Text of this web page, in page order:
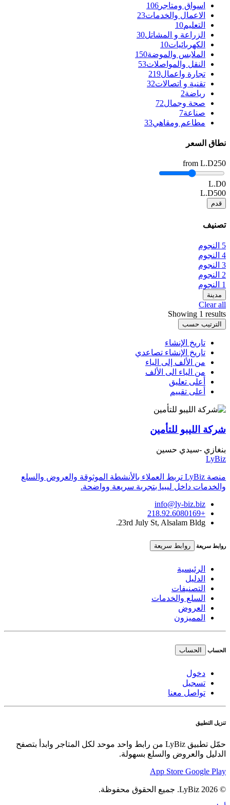
اسواق ومتاجر 106
الاعمال والخدمات23
التعليم10
الزراعة و المشاتل30
الكهربائيات10
الملابس والموضة150
النقل والمواصلات53
تجارة واعمال219
تقنية و اتصالات32
رياضة2
صحة وجمال72
صناعة7
مطاعم ومقاهي33
نطاق السعر
from L.D250
L.D0
L.D500
قدم
تصنيف
5 النجوم
4 النجوم
3 النجوم
2 النجوم
1 النجوم
مدينة
Clear all
Showing 1 results
الترتيب حسب
تاريخ الإنشاء
تاريخ الإنشاء تصاعدي
من الألف إلى الياء
من الياء الى الألف
أعلى تعليق
أعلى تقييم
شركة الليبو للتأمين
بنغازي -سيدي حسين
LyBiz
منصة LyBiz تربط العملاء بالأنشطة الموثوقة والعروض والسلع
والخدمات داخل ليبيا بتجربة سريعة وواضحة.
info@ly-biz.biz
+218.92.6080169
23rd July St, Alsalam Bldg.
روابط سريعة روابط سريعة
الرئيسية
الدليل
التصنيفات
السلع والخدمات
العروض
المميزون
الحساب الحساب
دخول
تسجيل
تواصل معنا
تنزيل التطبيق
حمّل تطبيق LyBiz من رابط واحد موحد لكل المتاجر وابدأ بتصفح
الدليل والعروض والسلع بسهولة.
App Store Google Play
© 2026 LyBiz. جميع الحقوق محفوظة.